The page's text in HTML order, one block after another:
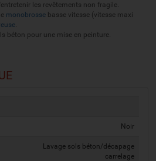
les revêtements non fragile.
monobrosse basse vitesse (vitesse maxi
.
béton pour une mise en peinture.
Noir
Lavage sols béton/décapage
carrelage